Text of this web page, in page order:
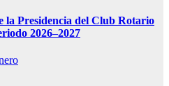
la Presidencia del Club Rotario
2026–2027